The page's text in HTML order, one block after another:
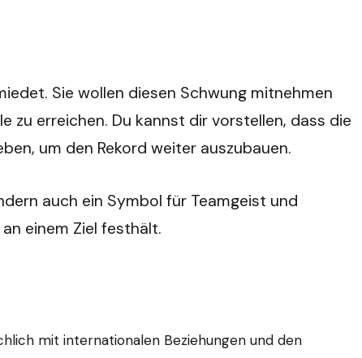
Sie wollen diesen Schwung mitnehmen
zu erreichen. Du kannst dir vorstellen, dass die
um den Rekord weiter auszubauen.
auch ein Symbol für Teamgeist und
einem Ziel festhält.
mit internationalen Beziehungen und den